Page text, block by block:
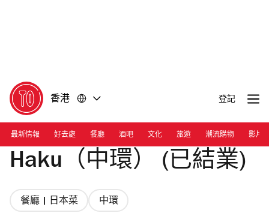
香港 登記
最新情報 好去處 餐廳 酒吧 文化 旅遊 潮流購物 影片
Haku（中環） (已結業)
餐廳 | 日本菜 中環